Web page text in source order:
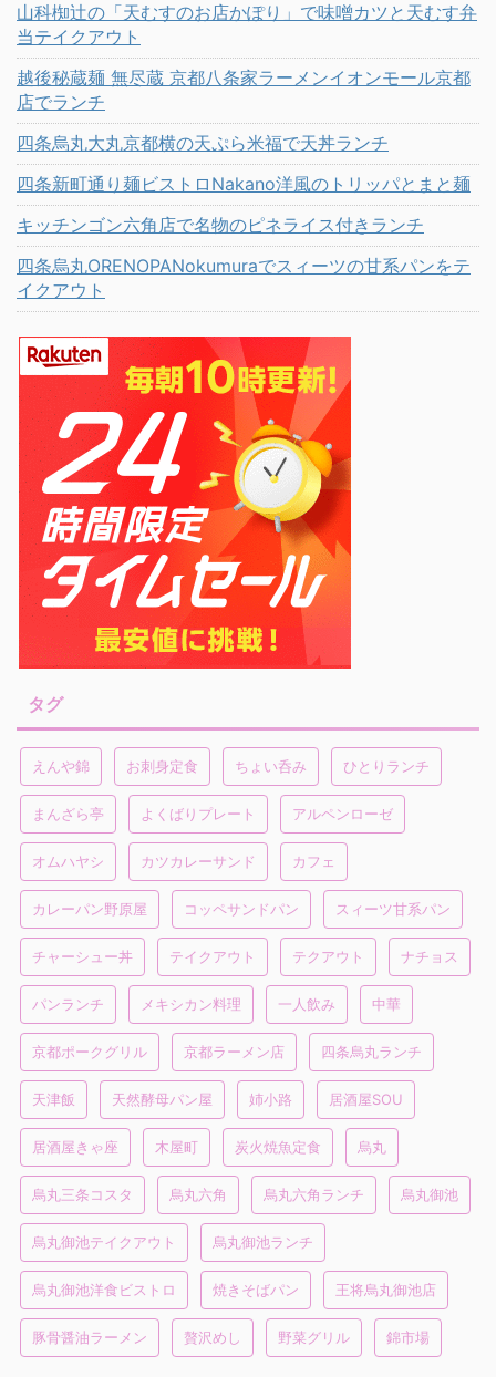
山科椥辻の「天むすのお店かぽり」で味噌カツと天むす弁
当テイクアウト
越後秘蔵麺 無尽蔵 京都八条家ラーメンイオンモール京都
店でランチ
四条烏丸大丸京都横の天ぷら米福で天丼ランチ
四条新町通り麺ビストロNakano洋風のトリッパとまと麺
キッチンゴン六角店で名物のピネライス付きランチ
四条烏丸ORENOPANokumuraでスィーツの甘系パンをテ
イクアウト
タグ
えんや錦 お刺身定食 ちょい呑み ひとりランチ
まんざら亭 よくばりプレート アルペンローゼ
オムハヤシ カツカレーサンド カフェ
カレーパン野原屋 コッペサンドパン スィーツ甘系パン
チャーシュー丼 テイクアウト テクアウト ナチョス
パンランチ メキシカン料理 一人飲み 中華
京都ポークグリル 京都ラーメン店 四条烏丸ランチ
天津飯 天然酵母パン屋 姉小路 居酒屋SOU
居酒屋きゃ座 木屋町 炭火焼魚定食 烏丸
烏丸三条コスタ 烏丸六角 烏丸六角ランチ 烏丸御池
烏丸御池テイクアウト 烏丸御池ランチ
烏丸御池洋食ビストロ 焼きそばパン 王将烏丸御池店
豚骨醤油ラーメン 贅沢めし 野菜グリル 錦市場